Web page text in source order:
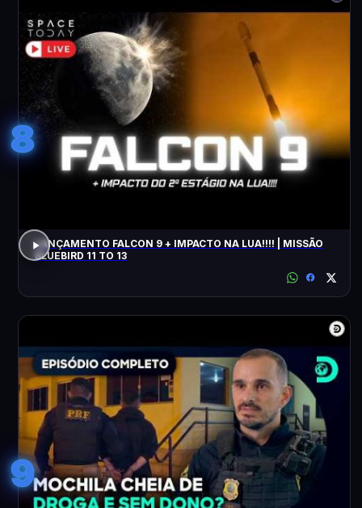
8
LANÇAMENTO FALCON 9 + IMPACTO NA LUA!!!! | MISSÃO
BLUEBIRD 11 TO 13
9